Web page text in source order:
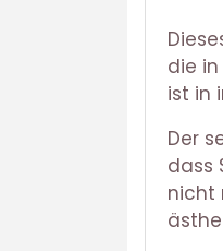
die
ist in
Der
dass
nicht